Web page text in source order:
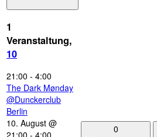
1
Veranstaltung,
10
21:00 - 4:00
The Dark Mønday
@Dunckerclub
Berlin
10. August @
0